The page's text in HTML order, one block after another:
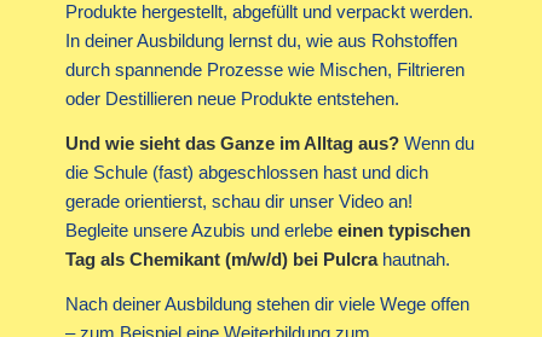
Produkte hergestellt, abgefüllt und verpackt werden.
In deiner Ausbildung lernst du, wie aus Rohstoffen
durch spannende Prozesse wie Mischen, Filtrieren
oder Destillieren neue Produkte entstehen.
Und wie sieht das Ganze im Alltag aus?Wenn du
die Schule (fast) abgeschlossen hast und dich
gerade orientierst, schau dir unser Video an!
Begleite unsere Azubis und erlebe einen typischen
Tag als Chemikant (m/w/d) bei Pulcrahautnah.
Nach deiner Ausbildung stehen dir viele Wege offen
– zum Beispiel eine Weiterbildung zum